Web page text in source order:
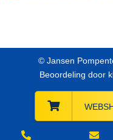
© Jansen
Beoordeling door